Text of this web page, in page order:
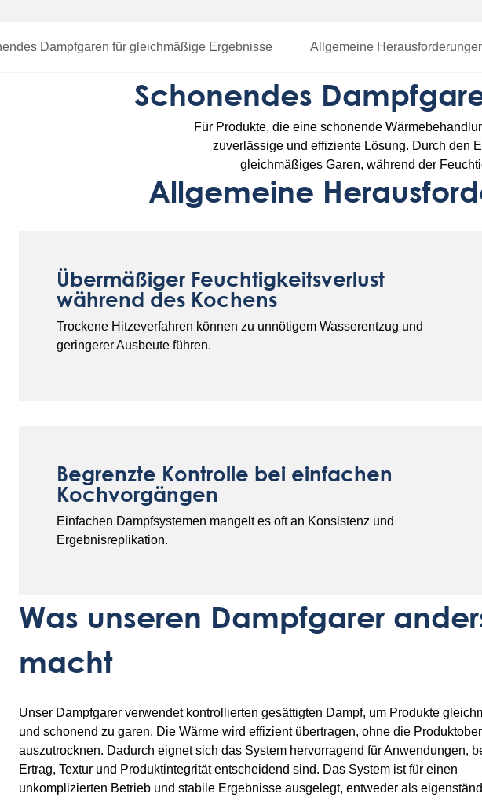
Dampfgaren für gleichmäßige Ergebnisse Allgemeine
Schonendes
Für Produkte, die eine schonende
zuverlässige und effiziente Lösung. Durch den
gleichmäßiges Garen, während der
Allgemeine
Übermäßiger Feuchtigkeitsverlust
während des Kochens
Trockene Hitzeverfahren können zu unnötigem Wasserentzug und
geringerer Ausbeute führen.
Begrenzte Kontrolle bei einfachen
Kochvorgängen
Einfachen Dampfsystemen mangelt es oft an Konsistenz und
Ergebnisreplikation.
Was unseren Dampfgarer
macht
Unser Dampfgarer verwendet kontrollierten gesättigten Dampf, um Produkte
und schonend zu garen. Die Wärme wird effizient übertragen, ohne die
auszutrocknen. Dadurch eignet sich das System hervorragend für Anwendungen,
Ertrag, Textur und Produktintegrität entscheidend sind. Das System ist für einen
unkomplizierten Betrieb und stabile Ergebnisse ausgelegt, entweder als